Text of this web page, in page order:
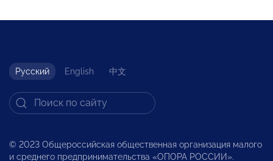
Русский English 中文
© 2023 Общероссийская общественная организация малого
и среднего предпринимательства «ОПОРА РОССИИ».